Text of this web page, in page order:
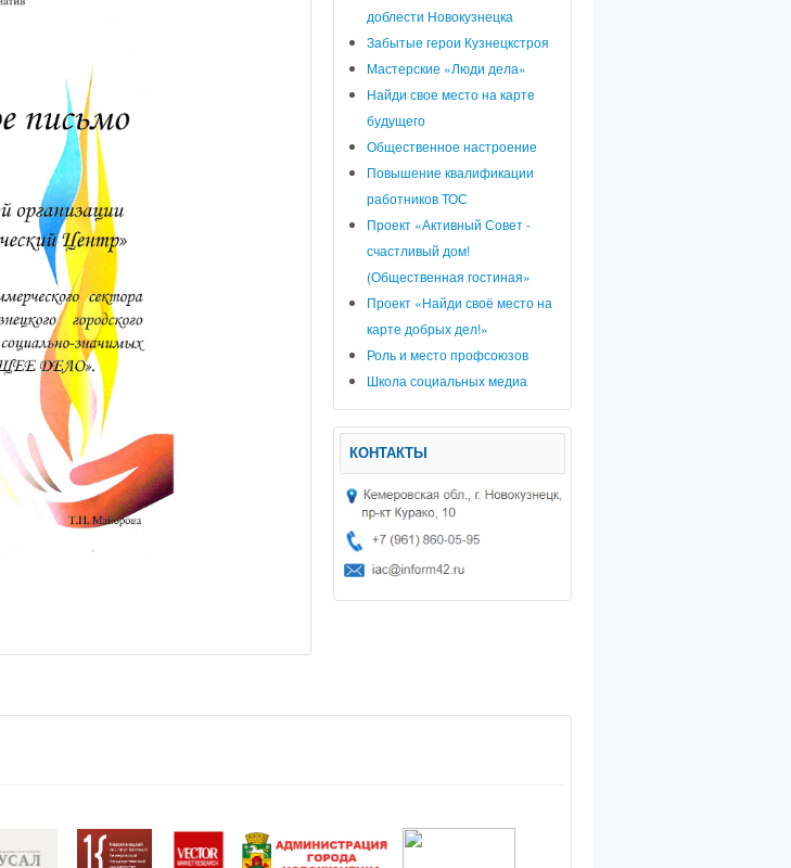
доблести Новокузнецка
Забытые герои Кузнецкстроя
Мастерские «Люди дела»
Найди свое место на карте
будущего
Общественное настроение
Повышение квалификации
работников ТОС
Проект «Активный Совет -
счастливый дом!
(Общественная гостиная»
Проект «Найди своё место на
карте добрых дел!»
Роль и место профсоюзов
Школа социальных медиа
КОНТАКТЫ